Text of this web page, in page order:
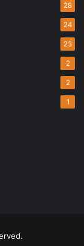
28
24
23
2
2
1